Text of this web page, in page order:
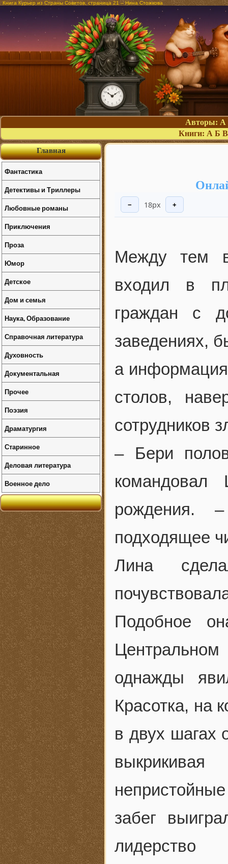
Книга Курьер из Страны Советов, страница 21 – Нина Стожкова
Авторы: А
Книги: А Б В
− 18px +
Между тем
входил в
граждан с
заведениях,
а
столов,
сотрудников
– Бери
рождения.
подходящее
Лина
Подобное
однажды
Красотка, на
в двух шагах
забег
лидерство
Главная
Фантастика
Детективы и Триллеры
Любовные романы
Приключения
Проза
Юмор
Детское
Дом и семья
Наука, Образование
Справочная литература
Духовность
Документальная
Прочее
Поэзия
Драматургия
Старинное
Деловая литература
Военное дело